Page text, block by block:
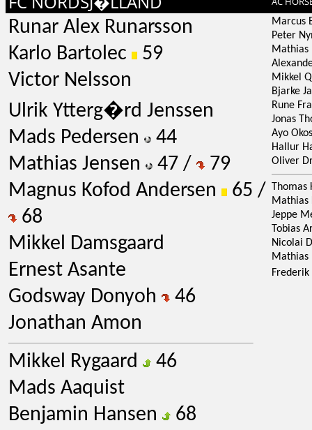
Runar Alex Runarsson
Karlo Bartolec
59
Victor Nelsson
Ulrik Ytterg�rd Jenssen
Mads Pedersen
44
Mathias Jensen
47 /
79
Magnus Kofod Andersen
65 /
68
Mikkel Damsgaard
Ernest Asante
Godsway Donyoh
46
Jonathan Amon
Mikkel Rygaard
46
Mads Aaquist
Benjamin Hansen
68
Marcus
Peter
Mikkel
Bjarke
Rune
Jonas
Ayo
Hallur
Oliver
Mathias
Jeppe
Tobias
Nicolai
Mathias